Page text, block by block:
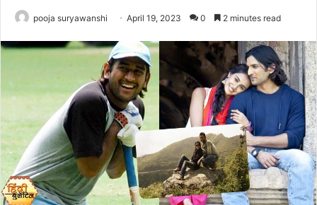
pooja suryawanshi April 19, 2023 0 2 minutes read